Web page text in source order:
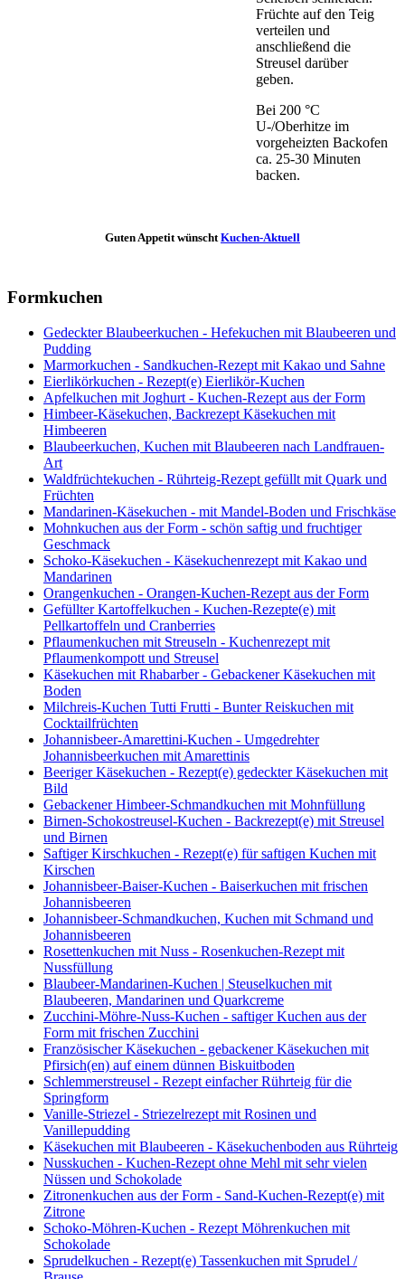
Früchte auf den Teig
verteilen und
anschließend die
Streusel darüber
geben.
Bei 200 °C
U-/Oberhitze im
vorgeheizten Backofen
ca. 25-30 Minuten
backen.
Guten Appetit wünscht Kuchen-Aktuell
Formkuchen
Gedeckter Blaubeerkuchen - Hefekuchen mit Blaubeeren und
Pudding
Marmorkuchen - Sandkuchen-Rezept mit Kakao und Sahne
Eierlikörkuchen - Rezept(e) Eierlikör-Kuchen
Apfelkuchen mit Joghurt - Kuchen-Rezept aus der Form
Himbeer-Käsekuchen, Backrezept Käsekuchen mit
Himbeeren
Blaubeerkuchen, Kuchen mit Blaubeeren nach Landfrauen-
Art
Waldfrüchtekuchen - Rührteig-Rezept gefüllt mit Quark und
Früchten
Mandarinen-Käsekuchen - mit Mandel-Boden und Frischkäse
Mohnkuchen aus der Form - schön saftig und fruchtiger
Geschmack
Schoko-Käsekuchen - Käsekuchenrezept mit Kakao und
Mandarinen
Orangenkuchen - Orangen-Kuchen-Rezept aus der Form
Gefüllter Kartoffelkuchen - Kuchen-Rezepte(e) mit
Pellkartoffeln und Cranberries
Pflaumenkuchen mit Streuseln - Kuchenrezept mit
Pflaumenkompott und Streusel
Käsekuchen mit Rhabarber - Gebackener Käsekuchen mit
Boden
Milchreis-Kuchen Tutti Frutti - Bunter Reiskuchen mit
Cocktailfrüchten
Johannisbeer-Amarettini-Kuchen - Umgedrehter
Johannisbeerkuchen mit Amarettinis
Beeriger Käsekuchen - Rezept(e) gedeckter Käsekuchen mit
Bild
Gebackener Himbeer-Schmandkuchen mit Mohnfüllung
Birnen-Schokostreusel-Kuchen - Backrezept(e) mit Streusel
und Birnen
Saftiger Kirschkuchen - Rezept(e) für saftigen Kuchen mit
Kirschen
Johannisbeer-Baiser-Kuchen - Baiserkuchen mit frischen
Johannisbeeren
Johannisbeer-Schmandkuchen, Kuchen mit Schmand und
Johannisbeeren
Rosettenkuchen mit Nuss - Rosenkuchen-Rezept mit
Nussfüllung
Blaubeer-Mandarinen-Kuchen | Steuselkuchen mit
Blaubeeren, Mandarinen und Quarkcreme
Zucchini-Möhre-Nuss-Kuchen - saftiger Kuchen aus der
Form mit frischen Zucchini
Französischer Käsekuchen - gebackener Käsekuchen mit
Pfirsich(en) auf einem dünnen Biskuitboden
Schlemmerstreusel - Rezept einfacher Rührteig für die
Springform
Vanille-Striezel - Striezelrezept mit Rosinen und
Vanillepudding
Käsekuchen mit Blaubeeren - Käsekuchenboden aus Rührteig
Nusskuchen - Kuchen-Rezept ohne Mehl mit sehr vielen
Nüssen und Schokolade
Zitronenkuchen aus der Form - Sand-Kuchen-Rezept(e) mit
Zitrone
Schoko-Möhren-Kuchen - Rezept Möhrenkuchen mit
Schokolade
Sprudelkuchen - Rezept(e) Tassenkuchen mit Sprudel /